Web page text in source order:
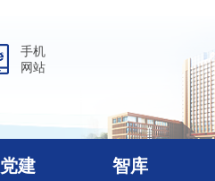
手机
网站
党建 智库